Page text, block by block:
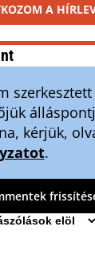
A
kérjük,
.